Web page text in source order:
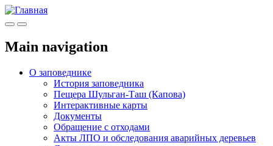
МенюИнфо
Main navigation
О заповеднике
История заповедника
Пещера Шульган-Таш (Капова)
Интерактивные карты
Документы
Обращение с отходами
Акты ЛПО и обследования аварийных деревьев